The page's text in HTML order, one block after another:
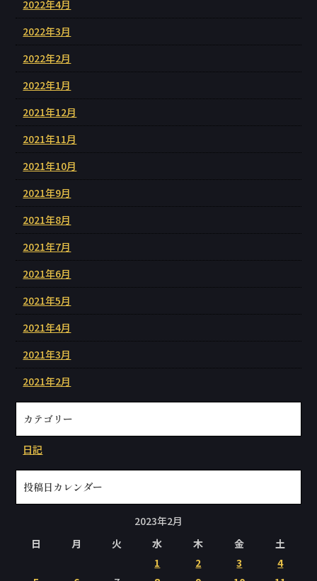
2022年4月
2022年3月
2022年2月
2022年1月
2021年12月
2021年11月
2021年10月
2021年9月
2021年8月
2021年7月
2021年6月
2021年5月
2021年4月
2021年3月
2021年2月
カテゴリー
日記
投稿日カレンダー
2023年2月
日
月 火 水 木 金
土
1
2 3
4